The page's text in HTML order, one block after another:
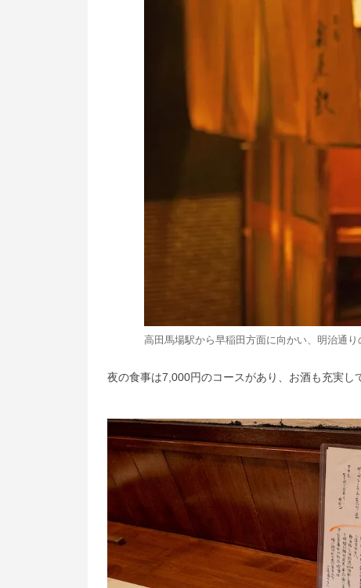
高田馬場駅から早稲田方面に向かい、明治通
夜の食事は7,000円のコースがあり、お酒も充実し